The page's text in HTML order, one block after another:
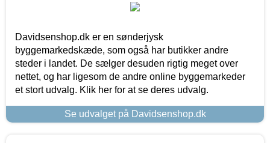
Davidsenshop.dk er en sønderjysk
byggemarkedskæde, som også har butikker andre
steder i landet. De sælger desuden rigtig meget over
nettet, og har ligesom de andre online byggemarkeder
et stort udvalg. Klik her for at se deres udvalg.
Se udvalget på Davidsenshop.dk